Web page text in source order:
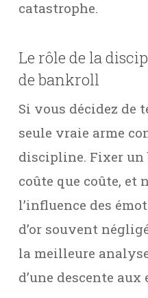
catastrophe.
Le rôle de la
de bankroll
Si vous décidez de
seule vraie arme
discipline. Fixer un
coûte que coûte, et
l’influence des
d’or souvent
la meilleure
d’une descente